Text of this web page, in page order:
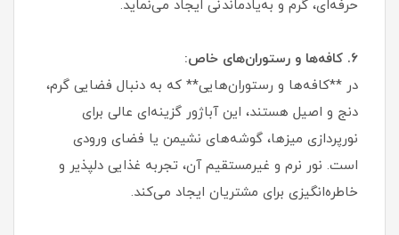
حرفه‌ای، گرم و به‌یادماندنی ایجاد می‌نماید.
۶. کافه‌ها و رستوران‌های خاص:
در **کافه‌ها و رستوران‌هایی** که به دنبال فضایی گرم،
دنج و اصیل هستند، این آباژور گزینه‌ای عالی برای
نورپردازی میزها، گوشه‌های نشیمن یا فضای ورودی
است. نور نرم و غیرمستقیم آن، تجربه غذایی دلپذیر و
خاطره‌انگیزی برای مشتریان ایجاد می‌کند.